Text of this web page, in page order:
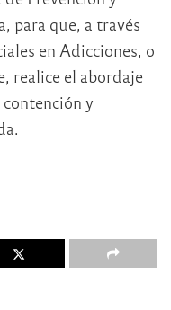
para que, a través
en Adicciones, o
realice el abordaje
y